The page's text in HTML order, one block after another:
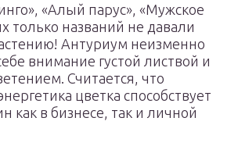
«Алый парус», «Мужское
только названий не давали
Антуриум неизменно
внимание густой листвой и
Считается, что
цветка способствует
как в бизнесе, так и личной